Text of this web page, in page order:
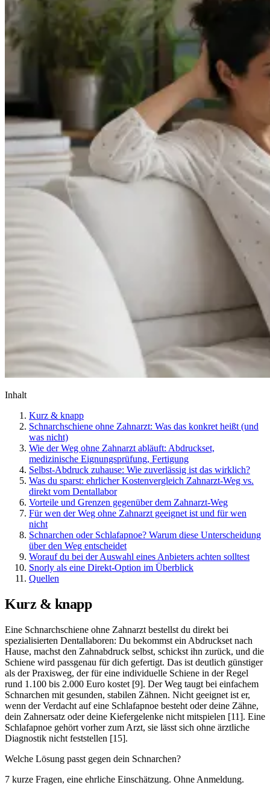
Inhalt
Kurz & knapp
Schnarchschiene ohne Zahnarzt: Was das konkret heißt (und
was nicht)
Wie der Weg ohne Zahnarzt abläuft: Abdruckset,
medizinische Eignungsprüfung, Fertigung
Selbst-Abdruck zuhause: Wie zuverlässig ist das wirklich?
Was du sparst: ehrlicher Kostenvergleich Zahnarzt-Weg vs.
direkt vom Dentallabor
Vorteile und Grenzen gegenüber dem Zahnarzt-Weg
Für wen der Weg ohne Zahnarzt geeignet ist und für wen
nicht
Schnarchen oder Schlafapnoe? Warum diese Unterscheidung
über den Weg entscheidet
Worauf du bei der Auswahl eines Anbieters achten solltest
Snorly als eine Direkt-Option im Überblick
Quellen
Kurz & knapp
Eine Schnarchschiene ohne Zahnarzt bestellst du direkt bei
spezialisierten Dentallaboren: Du bekommst ein Abdruckset nach
Hause, machst den Zahnabdruck selbst, schickst ihn zurück, und die
Schiene wird passgenau für dich gefertigt. Das ist deutlich günstiger
als der Praxisweg, der für eine individuelle Schiene in der Regel
rund 1.100 bis 2.000 Euro kostet [9]. Der Weg taugt bei einfachem
Schnarchen mit gesunden, stabilen Zähnen. Nicht geeignet ist er,
wenn der Verdacht auf eine Schlafapnoe besteht oder deine Zähne,
dein Zahnersatz oder deine Kiefergelenke nicht mitspielen [11]. Eine
Schlafapnoe gehört vorher zum Arzt, sie lässt sich ohne ärztliche
Diagnostik nicht feststellen [15].
Welche Lösung passt gegen dein Schnarchen?
7 kurze Fragen, eine ehrliche Einschätzung. Ohne Anmeldung.